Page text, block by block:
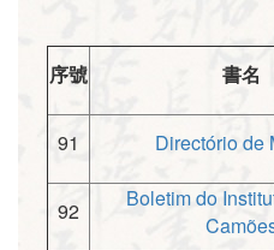
序號 書名
91 Directório de
92
Boletim do